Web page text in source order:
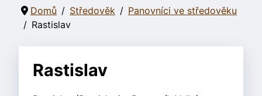
Domů Středověk
Panovníci ve středověku
Rastislav
Rastislav